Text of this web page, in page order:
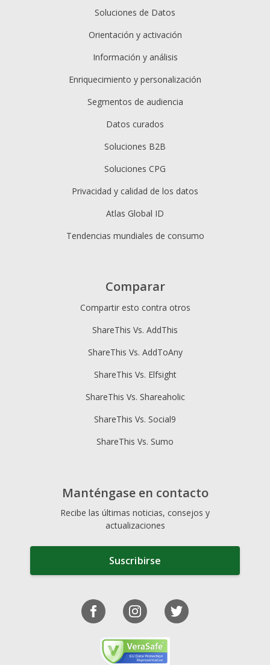
Soluciones de Datos
Orientación y activación
Información y análisis
Enriquecimiento y personalización
Segmentos de audiencia
Datos curados
Soluciones B2B
Soluciones CPG
Privacidad y calidad de los datos
Atlas Global ID
Tendencias mundiales de consumo
Comparar
Compartir esto contra otros
ShareThis Vs. AddThis
ShareThis Vs. AddToAny
ShareThis Vs. Elfsight
ShareThis Vs. Shareaholic
ShareThis Vs. Social9
ShareThis Vs. Sumo
Manténgase en contacto
Recibe las últimas noticias, consejos y
actualizaciones
Suscribirse